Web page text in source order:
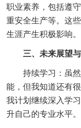
职业素养，包括遵
重安全生产等。这
生涯产生积极影响。
三、未来展望与
持续学习：虽然
能，但我知道还有
我计划继续深入学
升自己的专业水平。